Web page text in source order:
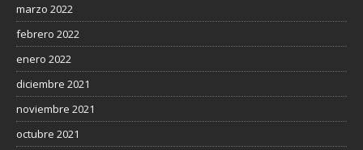
marzo 2022
febrero 2022
enero 2022
diciembre 2021
noviembre 2021
octubre 2021